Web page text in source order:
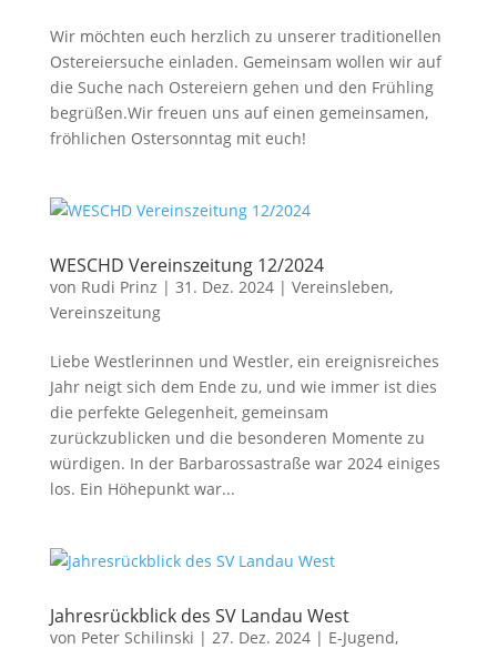
Wir möchten euch herzlich zu unserer traditionellen
Ostereiersuche einladen. Gemeinsam wollen wir auf
die Suche nach Ostereiern gehen und den Frühling
begrüßen.Wir freuen uns auf einen gemeinsamen,
fröhlichen Ostersonntag mit euch!
WESCHD Vereinszeitung 12/2024
von Rudi Prinz | 31. Dez. 2024| Vereinsleben,
Vereinszeitung
Liebe Westlerinnen und Westler, ein ereignisreiches
Jahr neigt sich dem Ende zu, und wie immer ist dies
die perfekte Gelegenheit, gemeinsam
zurückzublicken und die besonderen Momente zu
würdigen. In der Barbarossastraße war 2024 einiges
los. Ein Höhepunkt war...
Jahresrückblick des SV Landau West
von Peter Schilinski | 27. Dez. 2024| E-Jugend,